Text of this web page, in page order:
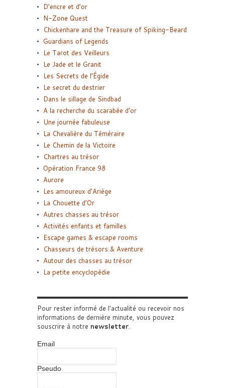
D’encre et d’or
N-Zone Quest
Chickenhare and the Treasure of Spiking-Beard
Guardians of Legends
Le Tarot des Veilleurs
Le Jade et le Granit
Les Secrets de l’Égide
Le secret du destrier
Dans le sillage de Sindbad
A la recherche du scarabée d’or
Une journée fabuleuse
La Chevalière du Téméraire
Le Chemin de la Victoire
Chartres au trésor
Opération France 98
Aurore
Les amoureux d’Ariège
La Chouette d’Or
Autres chasses au trésor
Activités enfants et familles
Escape games & escape rooms
Chasseurs de trésors & Aventure
Autour des chasses au trésor
La petite encyclopédie
Pour rester informé de l'actualité ou recevoir nos
informations de dernière minute, vous pouvez
souscrire à notre newsletter
Email
Pseudo